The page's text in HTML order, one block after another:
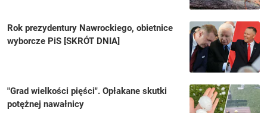
Rok prezydentury Nawrockiego, obietnice
wyborcze PiS [SKRÓT DNIA]
"Grad wielkości pięści". Opłakane skutki
potężnej nawałnicy